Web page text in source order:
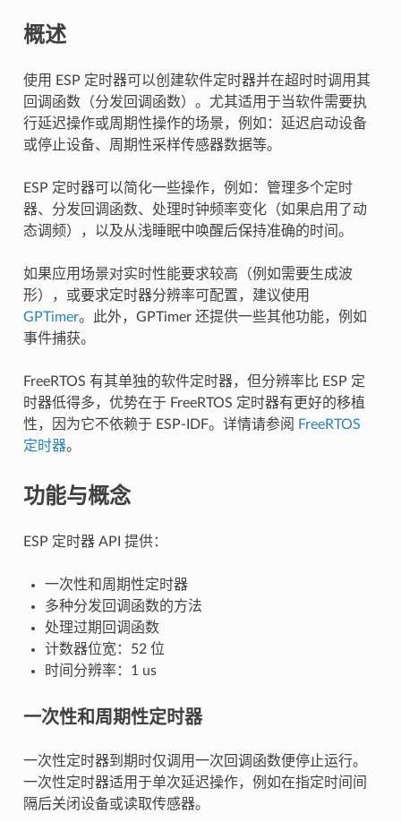
概述
使用 ESP 定时器可以创建软件定时器并在超时时调用其
回调函数（分发回调函数）。尤其适用于当软件需要执
行延迟操作或周期性操作的场景，例如：延迟启动设备
或停止设备、周期性采样传感器数据等。
ESP 定时器可以简化一些操作，例如：管理多个定时
器、分发回调函数、处理时钟频率变化（如果启用了动
态调频），以及从浅睡眠中唤醒后保持准确的时间。
如果应用场景对实时性能要求较高（例如需要生成波
形），或要求定时器分辨率可配置，建议使用
GPTimer。此外，GPTimer 还提供一些其他功能，例如
事件捕获。
FreeRTOS 有其单独的软件定时器，但分辨率比 ESP 定
时器低得多，优势在于 FreeRTOS 定时器有更好的移植
性，因为它不依赖于 ESP-IDF。详情请参阅
FreeRTOS
定时器。
功能与概念
ESP 定时器 API 提供：
一次性和周期性定时器
多种分发回调函数的方法
处理过期回调函数
计数器位宽：52 位
时间分辨率：1 us
一次性和周期性定时器
一次性定时器到期时仅调用一次回调函数便停止运行。
一次性定时器适用于单次延迟操作，例如在指定时间间
隔后关闭设备或读取传感器。